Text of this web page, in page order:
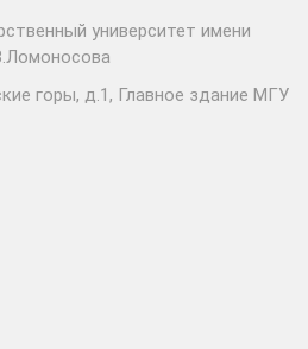
университет имени
горы, д.1, Главное здание МГУ